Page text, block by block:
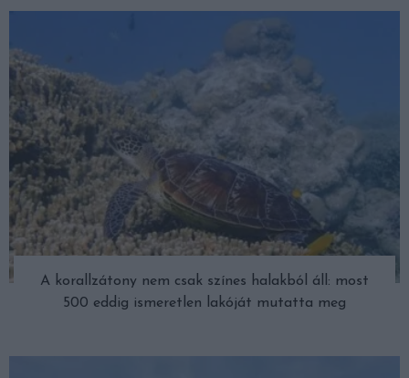
A korallzátony nem csak színes halakból áll: most
500 eddig ismeretlen lakóját mutatta meg